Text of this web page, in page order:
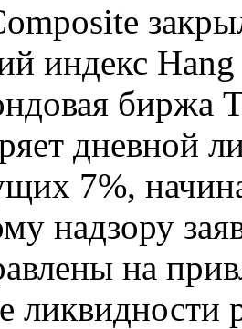
индекс
биржа
дневной
7%,
надзору
на
ликвидности